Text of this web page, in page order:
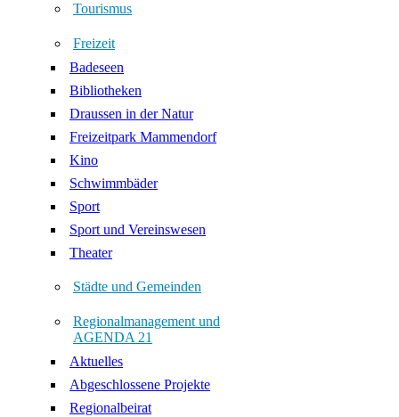
Tourismus
Freizeit
Badeseen
Bibliotheken
Draussen in der Natur
Freizeitpark Mammendorf
Kino
Schwimmbäder
Sport
Sport und Vereinswesen
Theater
Städte und Gemeinden
Regionalmanagement und
AGENDA 21
Aktuelles
Abgeschlossene Projekte
Regionalbeirat